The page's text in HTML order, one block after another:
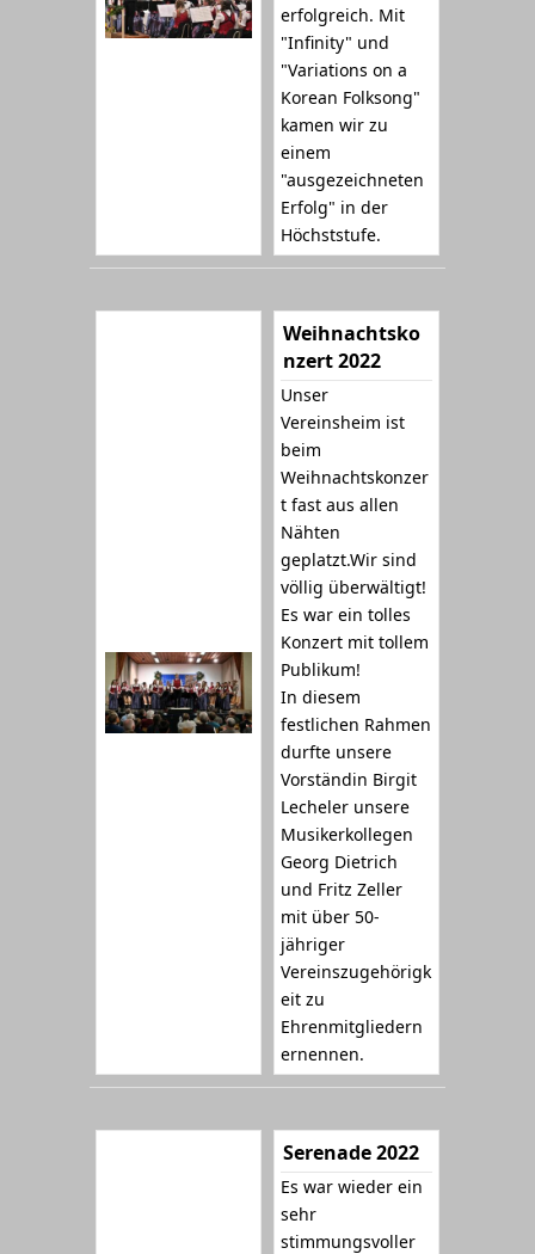
erfolgreich. Mit
"Infinity" und
"Variations on a
Korean Folksong"
kamen wir zu
einem
"ausgezeichneten
Erfolg" in der
Höchststufe.
Weihnachtsko
nzert 2022
Unser
Vereinsheim ist
beim
Weihnachtskonzer
t fast aus allen
Nähten
geplatzt.Wir sind
völlig überwältigt!
Es war ein tolles
Konzert mit tollem
Publikum!
In diesem
festlichen Rahmen
durfte unsere
Vorständin Birgit
Lecheler unsere
Musikerkollegen
Georg Dietrich
und Fritz Zeller
mit über 50-
jähriger
Vereinszugehörigk
eit zu
Ehrenmitgliedern
ernennen.
Serenade 2022
Es war wieder ein
sehr
stimmungsvoller